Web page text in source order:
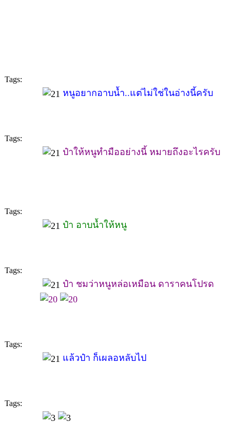
Tags:
หนูอยากอาบน้ำ..แต่ไม่ใช่ในอ่างนี้ครับ
Tags:
ป๋าให้หนูทำมืออย่างนี้ หมายถึงอะไรครับ
Tags:
ป๋า อาบน้ำให้หนู
Tags:
ป๋า ชมว่าหนูหล่อเหมือน ดาราคนโปรด
Tags:
แล้วป๋า ก็เผลอหลับไป
Tags: